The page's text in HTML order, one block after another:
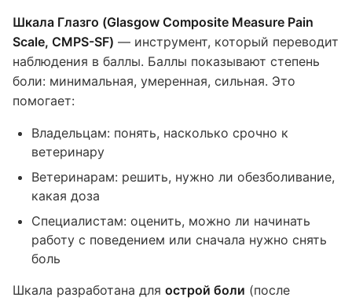
Шкала Глазго (Glasgow Composite Measure Pain
Scale, CMPS-SF) — инструмент, который переводит
наблюдения в баллы. Баллы показывают степень
боли: минимальная, умеренная, сильная. Это
помогает:
Владельцам: понять, насколько срочно к
ветеринару
Ветеринарам: решить, нужно ли обезболивание,
какая доза
Специалистам: оценить, можно ли начинать
работу с поведением или сначала нужно снять
боль
Шкала разработана для острой боли (после